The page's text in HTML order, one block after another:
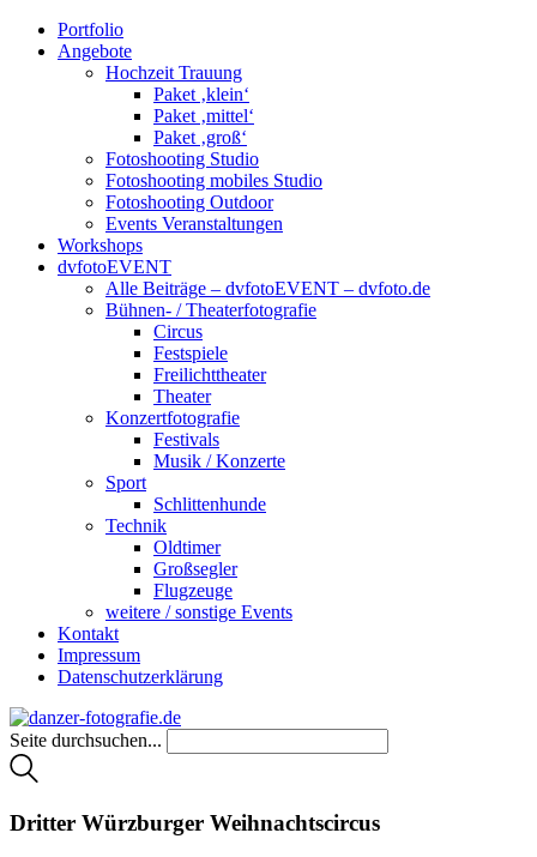
Portfolio
Angebote
Hochzeit Trauung
Paket ‚klein‘
Paket ‚mittel‘
Paket ‚groß‘
Fotoshooting Studio
Fotoshooting mobiles Studio
Fotoshooting Outdoor
Events Veranstaltungen
Workshops
dvfotoEVENT
Alle Beiträge – dvfotoEVENT – dvfoto.de
Bühnen- / Theaterfotografie
Circus
Festspiele
Freilichttheater
Theater
Konzertfotografie
Festivals
Musik / Konzerte
Sport
Schlittenhunde
Technik
Oldtimer
Großsegler
Flugzeuge
weitere / sonstige Events
Kontakt
Impressum
Datenschutzerklärung
Seite durchsuchen...
Dritter Würzburger Weihnachtscircus